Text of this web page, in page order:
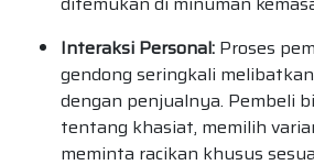
Interaksi Personal: Proses
gendong seringkali
dengan penjualnya. Pembeli
tentang khasiat, memilih
meminta racikan khusus